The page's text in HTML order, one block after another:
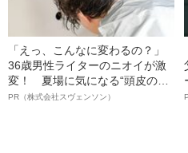
「えっ、こんなに変わるの？」
36歳男性ライターのニオイが激
変！ 夏場に気になる“頭皮のニ
オイ”や“ベタつき”を解消す
PR（株式会社スヴェンソン）